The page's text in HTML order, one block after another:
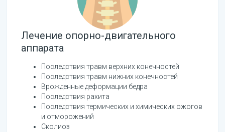
Лечение опорно-двигательного
аппарата
Последствия травм верхних конечностей
Последствия травм нижних конечностей
Врожденные деформации бедра
Последствия рахита
Последствия термических и химических ожогов
и отморожений
Сколиоз